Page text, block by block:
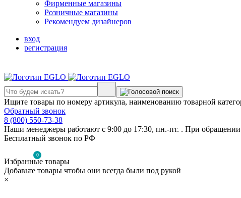
Фирменные магазины
Розничные магазины
Рекомендуем дизайнеров
вход
регистрация
Ищите товары по номеру артикула, наименованию товарной
Обратный звонок
8 (800) 550-73-38
Наши менеджеры работают с 9:00 до 17:30, пн.-пт. . При обращении
Бесплатный звонок по РФ
0
Избранные товары
Добавьте товары чтобы они всегда были под рукой
×